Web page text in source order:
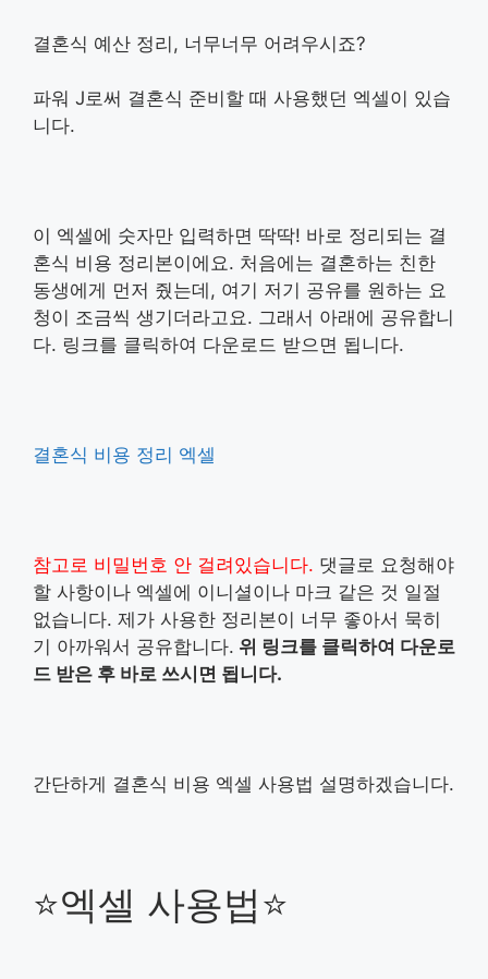
결혼식 예산 정리, 너무너무 어려우시죠?
파워 J로써 결혼식 준비할 때 사용했던 엑셀이 있습
니다.
이 엑셀에 숫자만 입력하면 딱딱! 바로 정리되는 결
혼식 비용 정리본이에요. 처음에는 결혼하는 친한
동생에게 먼저 줬는데, 여기 저기 공유를 원하는 요
청이 조금씩 생기더라고요. 그래서 아래에 공유합니
다. 링크를 클릭하여 다운로드 받으면 됩니다.
결혼식 비용 정리 엑셀
참고로 비밀번호 안 걸려있습니다. 댓글로 요청해야
할 사항이나 엑셀에 이니셜이나 마크 같은 것 일절
없습니다. 제가 사용한 정리본이 너무 좋아서 묵히
기 아까워서 공유합니다. 위 링크를 클릭하여 다운로
드 받은 후 바로 쓰시면 됩니다.
간단하게 결혼식 비용 엑셀 사용법 설명하겠습니다.
⭐엑셀 사용법⭐